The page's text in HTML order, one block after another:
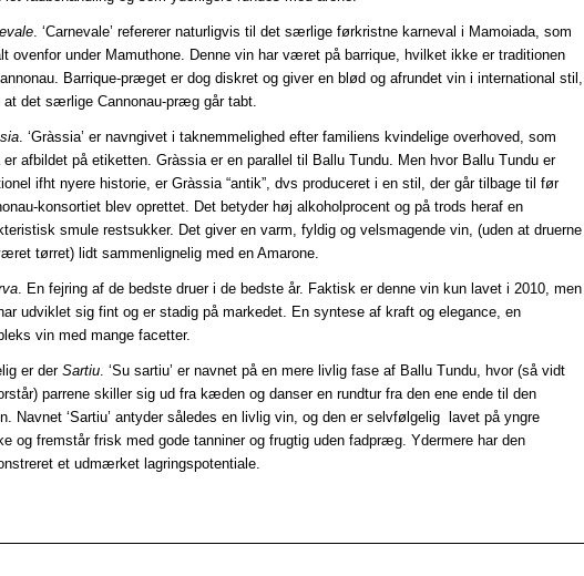
. ‘Carnevale’ refererer naturligvis til det særlige førkristne karneval i Mamoiada, som
ovenfor under Mamuthone. Denne vin har været på barrique, hvilket ikke er traditionen
Barrique-præget er dog diskret og giver en blød og afrundet vin i international stil,
at det særlige Cannonau-præg går tabt.
. ‘Gràssia’ er navngivet i taknemmelighed efter familiens kvindelige overhoved, som
er afbildet på etiketten. Gràssia er en parallel til Ballu Tundu. Men hvor Ballu Tundu er
ifht nyere historie, er Gràssia “antik”, dvs produceret i en stil, der går tilbage til før
konsortiet blev oprettet. Det betyder høj alkoholprocent og på trods heraf en
smule restsukker. Det giver en varm, fyldig og velsmagende vin, (uden at druerne
tørret) lidt sammenlignelig med en Amarone.
. En fejring af de bedste druer i de bedste år. Faktisk er denne vin kun lavet i 2010, men
udviklet sig fint og er stadig på markedet. En syntese af kraft og elegance, en
vin med mange facetter.
er der Sartiu. ‘Su sartiu’ er navnet på en mere livlig fase af Ballu Tundu, hvor (så vidt
parrene skiller sig ud fra kæden og danser en rundtur fra den ene ende til den
Navnet ‘Sartiu’ antyder således en livlig vin, og den er selvfølgelig lavet på yngre
og fremstår frisk med gode tanniner og frugtig uden fadpræg. Ydermere har den
et udmærket lagringspotentiale.